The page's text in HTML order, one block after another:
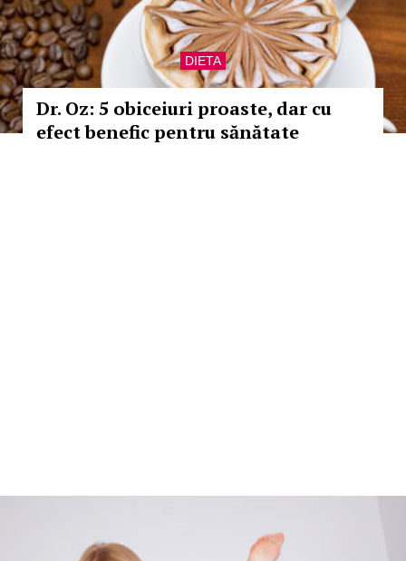
DIETA
Dr. Oz: 5 obiceiuri proaste, dar cu
efect benefic pentru sănătate